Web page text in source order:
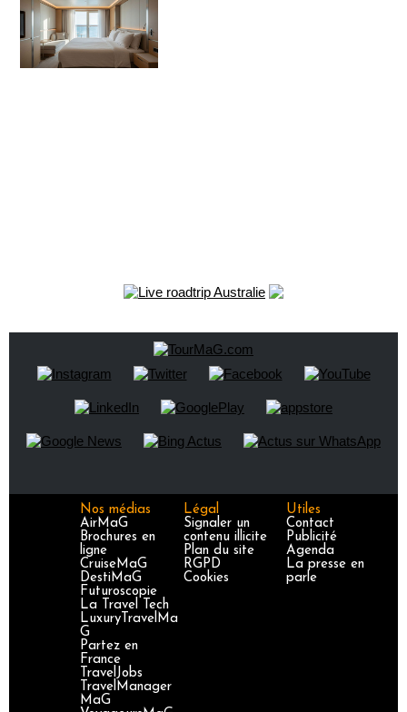
Nos médias
AirMaG
Brochures en
ligne
CruiseMaG
DestiMaG
Futuroscopie
La Travel Tech
LuxuryTravelMa
G
Partez en
France
TravelJobs
TravelManager
MaG
Légal
Signaler un
contenu illicite
Plan du site
RGPD
Cookies
Utiles
Contact
Publicité
Agenda
La presse en
parle